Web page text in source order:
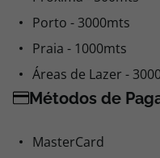
Porto - 3000mts
Praia - 1000mts
Áreas de Lazer -
Métodos de
MasterCard